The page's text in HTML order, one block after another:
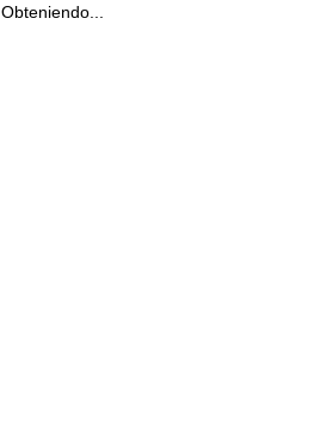
Obteniendo...